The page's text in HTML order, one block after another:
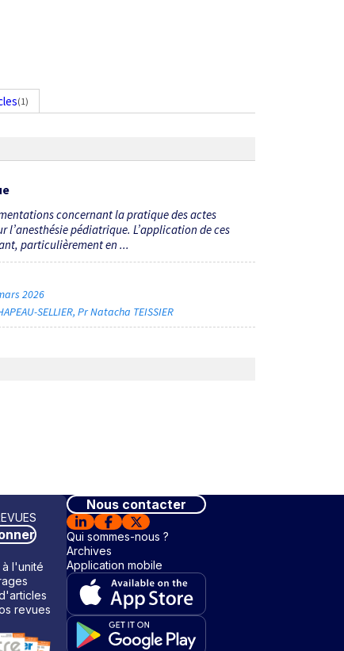
(1)
concernant la pratique des actes
pédiatrique. L’application de ces
particulièrement en ...
2026
SELLIER Pr Natacha TEISSIER
l'unité
revues
Nous contacter
Qui sommes-nous ?
Archives
Application mobile